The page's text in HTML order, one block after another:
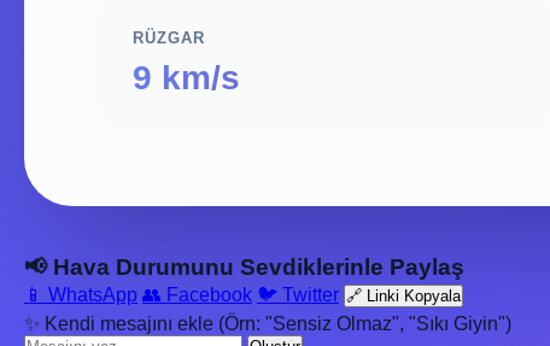
RÜZGAR
9 km/s
📢 Hava Durumunu Sevdiklerinle Paylaş
📱 WhatsApp 👥 Facebook 🐦 Twitter 🔗 Linki Kopyala
✨ Kendi mesajını ekle (Örn: "Sensiz Olmaz", "Sıkı Giyin")